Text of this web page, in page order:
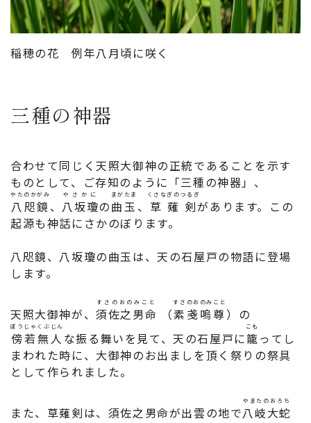
稲穂の花 例年八月頃に咲く
三種の神器
合わせて同じく天照大御神の正統であることを示す
ものとして、ご存知のように「三種の神器」、
八咫鏡
やたのかがみ
、 八坂瓊
やさかに
の曲玉
まがたま
、 草薙剣
くさなぎのつるぎ
があります。この
起源も神話にさかのぼります。
八咫鏡、八坂瓊の曲玉は、天の石屋戸の物語に登場
します。
天照大御神が、須佐之男命
すさのおのみこと
（素戔嗚尊
すさのおのみこと
）の
傍若無人
ぼうじゃくぶじん
な振る舞いを見て、天の石屋戸に籠
こも
ってし
まわれた時に、大御神のお出ましを頂く祭りの祭具
として作られました。
また、草薙剣は、須佐之男命が出雲の地で八岐大蛇
やまたのおろち